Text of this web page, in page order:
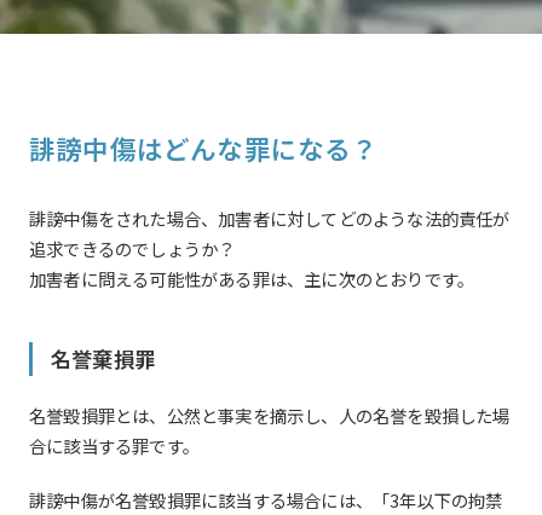
誹謗中傷はどんな罪になる？
誹謗中傷をされた場合、加害者に対してどのような法的責任が
追求できるのでしょうか？
加害者に問える可能性がある罪は、主に次のとおりです。
名誉棄損罪
名誉毀損罪とは、公然と事実を摘示し、人の名誉を毀損した場
合に該当する罪です。
誹謗中傷が名誉毀損罪に該当する場合には、「3年以下の拘禁